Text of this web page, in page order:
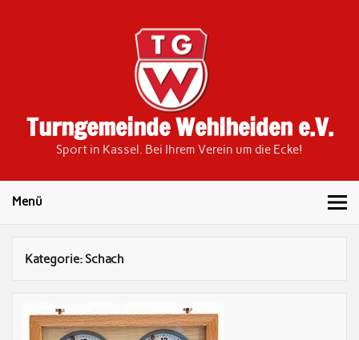
Turngemeinde Wehlheiden e.V.
Sport in Kassel. Bei Ihrem Verein um die Ecke!
Menü
Kategorie:Schach